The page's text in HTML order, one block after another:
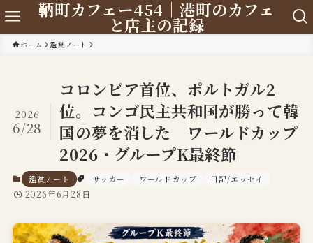
鞆町カフェー454｜港町のカフェ
と店主の記録
ホーム 鑑賞ノート
コロンビア首位、ポルトガル2
位。コンゴ民主共和国が勝って韓
国の夢を消した ワールドカップ
2026・グループK最終節
2026
6/28
鑑賞ノート サッカー ワールドカップ 日記/エッセイ
2026年6月28日